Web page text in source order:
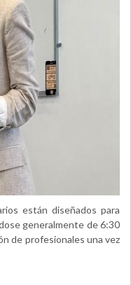
están diseñados para
generalmente de 6:30
de profesionales una vez